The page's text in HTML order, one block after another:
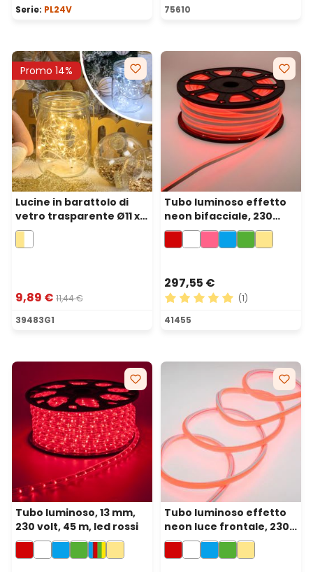
Serie: PL24V 75610
Promo 14%
Lucine in barattolo di
vetro trasparente Ø11 x h
15,5 cm, 80 MicroLED
bianco caldo e freddo a
9,89 € 11,44 €
39483G1
Tubo luminoso effetto
neon bifacciale, 230
volt, 50 m, 6000 led rossi
297,55 €
Valutazione media di 5 su
(1)
41455
Tubo luminoso, 13 mm,
230 volt, 45 m, led rossi
Tubo luminoso effetto
neon luce frontale, 230
volt, 50 m, 6000 led rossi